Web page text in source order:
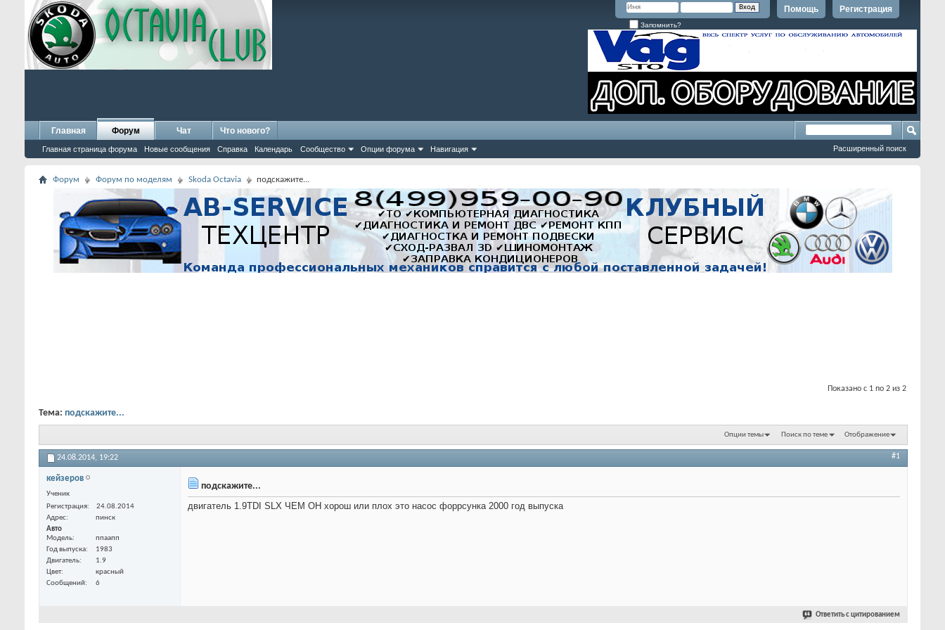
Регистрация
Помощь
Запомнить?
Главная Форум
Главная страница форума Новые сообщения Справка Календарь Сообщество Опции форума Навигация
Чат Что нового?
Расширенный поиск
Форум Форум по моделям Skoda Octavia подскажите...
Показано с 1 по 2 из 2
Тема: подскажите...
Опции темы Поиск по теме Отображение
24.08.2014, 19:22 #1
кейзеров
Ученик
Регистрация
24.08.2014
Адрес
пинск
Авто
Модель
ппаапп
Год выпуска
1983
Двигатель
1.9
Цвет
красный
Сообщений
6
подскажите...
двигатель 1.9TDI SLX ЧЕМ ОН хорош или плох это насос форрсунка2000 год выпуска
Ответить с цитированием